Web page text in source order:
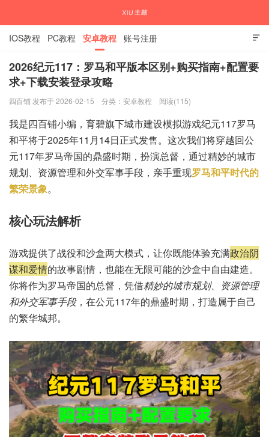
国内外APP下载注册教程

IOS教程 PC教程 安卓教程 账号注册
2026纪元117：罗马和平版本区别+购买指南+配置要
求+下载安装登录攻略
四百铺 发布于 2026-02-15 分类： 安卓教程 阅读(115)
我是四百铺小编，育碧旗下城市建设模拟游戏纪元117罗马
和平将于2025年11月14日正式发售。这次我们将穿越回公
元117年罗马帝国的鼎盛时期，扮演总督，通过精妙的城市
规划、资源管理和外交军事手段，亲手重现罗马和平时代的
繁荣景象。
核心玩法解析
游戏提供了战役和沙盒两大模式，让你既能体验充满政治阴
谋和爱情的故事剧情，也能在无限可能的沙盒中自由建造。
你将作为罗马帝国的总督，凭借精妙的城市规划、资源管理
和外交军事手段，在公元117年的鼎盛时期，打造属于自己
的繁华城邦。